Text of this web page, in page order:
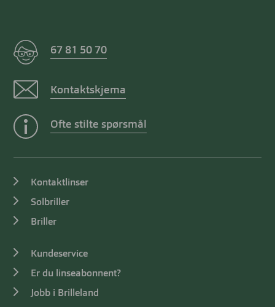
67 81 50 70
Kontaktskjema
Ofte stilte spørsmål
Kontaktlinser
Solbriller
Briller
Kundeservice
Er du linseabonnent?
Jobb i Brilleland